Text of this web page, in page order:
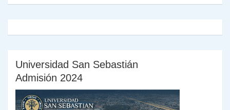
Universidad San Sebastián
Admisión 2024